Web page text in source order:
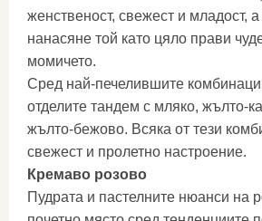
женственост, свежест и младост,
нанасяне той като цяло прави
момичето.
Сред най-печелившите
отделите тандем с мляко, жълто-
жълто-бежово. Всяка от тези
свежест и пролетно настроение.
Кремаво розово
Пудрата и пастелните нюанси на